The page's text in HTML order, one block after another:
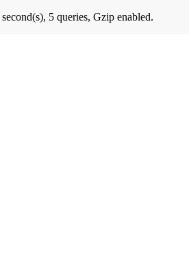
5 queries, Gzip enabled.